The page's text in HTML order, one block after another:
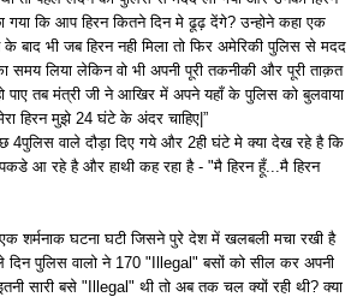
गया कि आप हिरन कितने दिन मे ढूढ़ देंगे?उन्होने कहा एक
भी जब हिरन नही मिला तो फिर अमेरिकी पुलिस से मदद
समय लिया लेकिन वो भी अपनी पूरी तकनीकी और पूरी ताक़त
पाए तब मंत्री जी ने आखिर में अपने यहाँ के पुलिस को बुलवाया
हिरन मुझे 24घंटे के अंदर चाहिए |”
4पुलिस वाले दौड़ा दिए गये और 2ही घंटे मे क्या देख रहे है कि
पकडे आ रहे है और हाथी कह रहा है - "मै हिरन हूँ...मै हिरन
शर्मनाक घटना घटी जिसने पुरे देश में खलबली मचा रखी है
पुलिस वालो ने 170 "Illegal"बसों को सील कर अपनी
सारी बसे "Illegal" थी तो अब तक चल क्यों रही थी?क्या